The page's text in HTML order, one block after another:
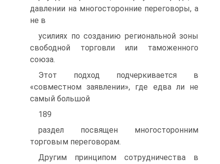
давлении на многосторонние переговоры, а
не в
усилиях по созданию региональной зоны
свободной торговли или таможенного
союза.
Этот подход подчеркивается в
«совместном заявлении», где едва ли не
самый большой
189
раздел посвящен многосторонним
торговым переговорам.
Другим принципом сотрудничества в